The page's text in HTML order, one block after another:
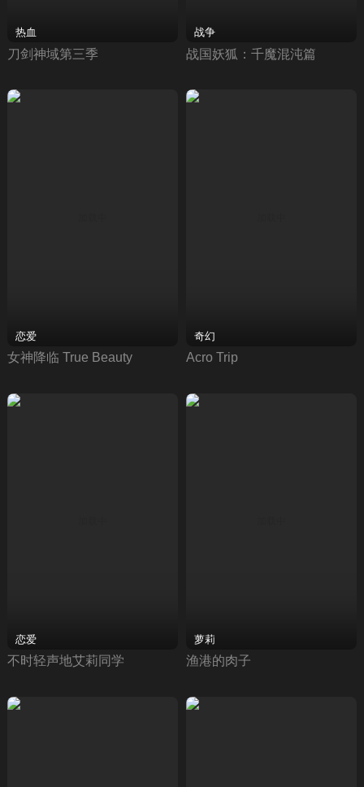
热血
刀剑神域第三季
战争
战国妖狐：千魔混沌篇
恋爱
女神降临 True Beauty
奇幻
Acro Trip
恋爱
不时轻声地艾莉同学
萝莉
渔港的肉子